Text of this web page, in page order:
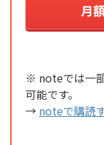
月
※ noteでは一
可能です。
→ noteで購読